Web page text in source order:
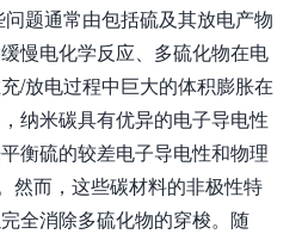
题通常由包括硫及其放电产物
慢电化学反应、多硫化物在电
/放电过程中巨大的体积膨胀在
纳米碳具有优异的电子导电性
衡硫的较差电子导电性和物理
然而，这些碳材料的非极性特
全消除多硫化物的穿梭。随